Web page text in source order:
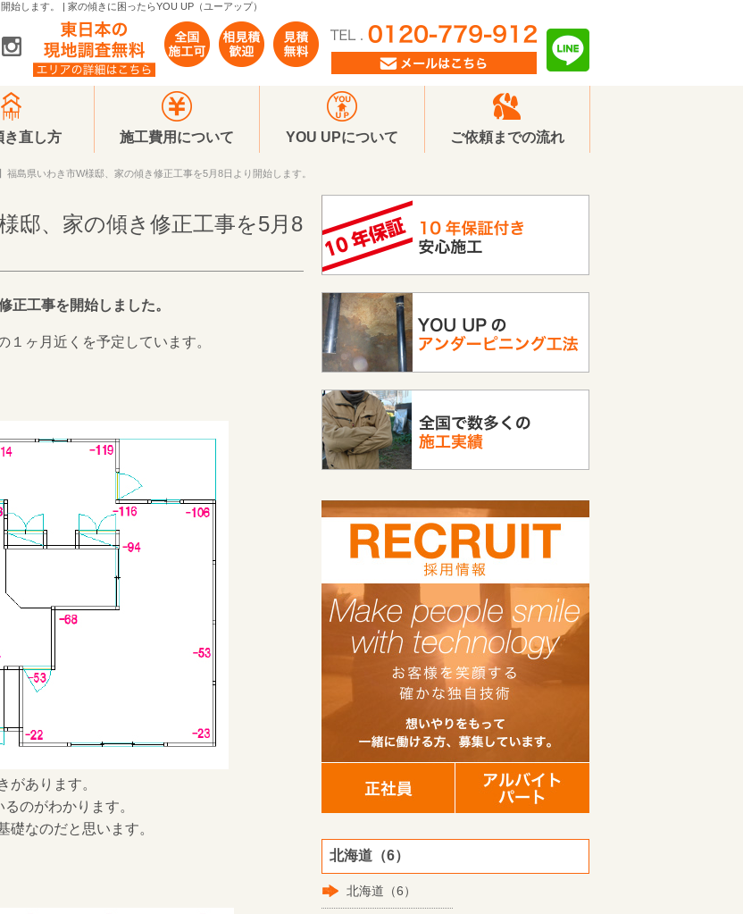
始します。 | 家の傾きに困ったらYOU UP（ユーアップ）
き直し方 施工費用について YOU UPについて ご依頼までの流れ
福島県いわき市W様邸、家の傾き修正工事を5月8日より開始します。
邸、家の傾き修正工事を5月8
正工事を開始しました。
ヶ月近くを予定しています。
があります。
のがわかります。
なのだと思います。
北海道（6）
北海道（6）